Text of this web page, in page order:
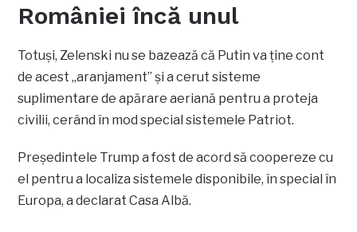
României încă unul
Totuși, Zelenski nu se bazează că Putin va ține cont
de acest „aranjament” și a cerut sisteme
suplimentare de apărare aeriană pentru a proteja
civilii, cerând în mod special sistemele Patriot.
Președintele Trump a fost de acord să coopereze cu
el pentru a localiza sistemele disponibile, în special în
Europa, a declarat Casa Albă.